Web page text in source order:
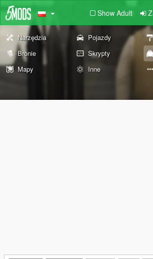
Show Adult
Narzędzia Pojazdy
Bronie
Skrypty
Mapy
Inne